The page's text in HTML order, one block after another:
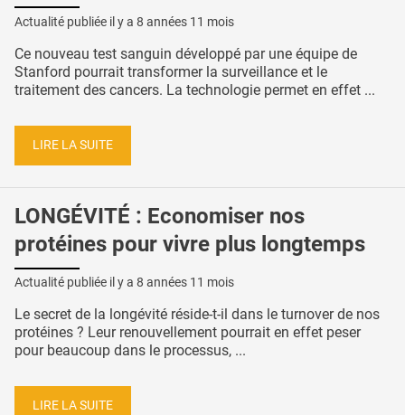
Actualité publiée il y a 8 années 11 mois
Ce nouveau test sanguin développé par une équipe de
Stanford pourrait transformer la surveillance et le
traitement des cancers. La technologie permet en effet ...
LIRE LA SUITE
LONGÉVITÉ : Economiser nos
protéines pour vivre plus longtemps
Actualité publiée il y a 8 années 11 mois
Le secret de la longévité réside-t-il dans le turnover de nos
protéines ? Leur renouvellement pourrait en effet peser
pour beaucoup dans le processus, ...
LIRE LA SUITE